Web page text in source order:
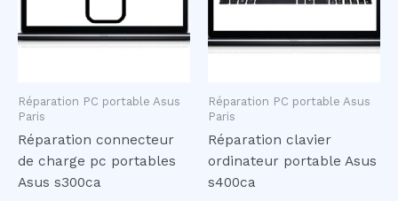
Réparation PC portable Asus
Paris
Réparation connecteur
de charge pc portables
Asus s300ca
Réparation PC portable Asus
Paris
Réparation clavier
ordinateur portable Asus
s400ca